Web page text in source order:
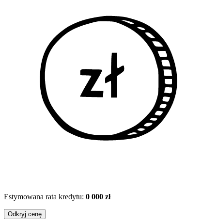
Estymowana rata kredytu: 0 000 zł
Odkryj cenę